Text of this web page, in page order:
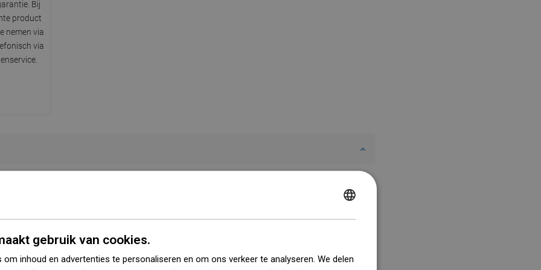
Bij
product
nemen via
via
Kortere zijde 23 cm
Hoogte 12 cm
gebruik van cookies.
om inhoud en advertenties te personaliseren en om ons verkeer te analyseren. We delen